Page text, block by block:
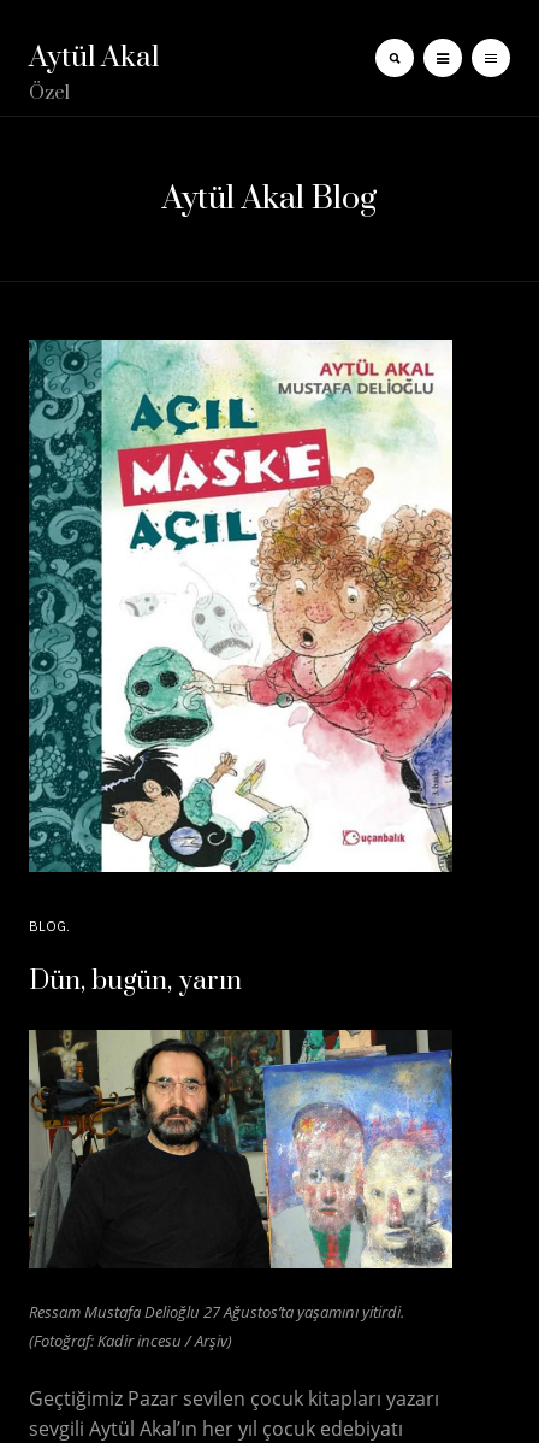
Aytül Akal
Özel
Aytül Akal Blog
BLOG
Dün, bugün, yarın
Ressam Mustafa Delioğlu 27 Ağustos’ta yaşamını yitirdi.
(Fotoğraf: Kadir incesu / Arşiv)
Geçtiğimiz Pazar sevilen çocuk kitapları yazarı
sevgili Aytül Akal’ın her yıl çocuk edebiyatı